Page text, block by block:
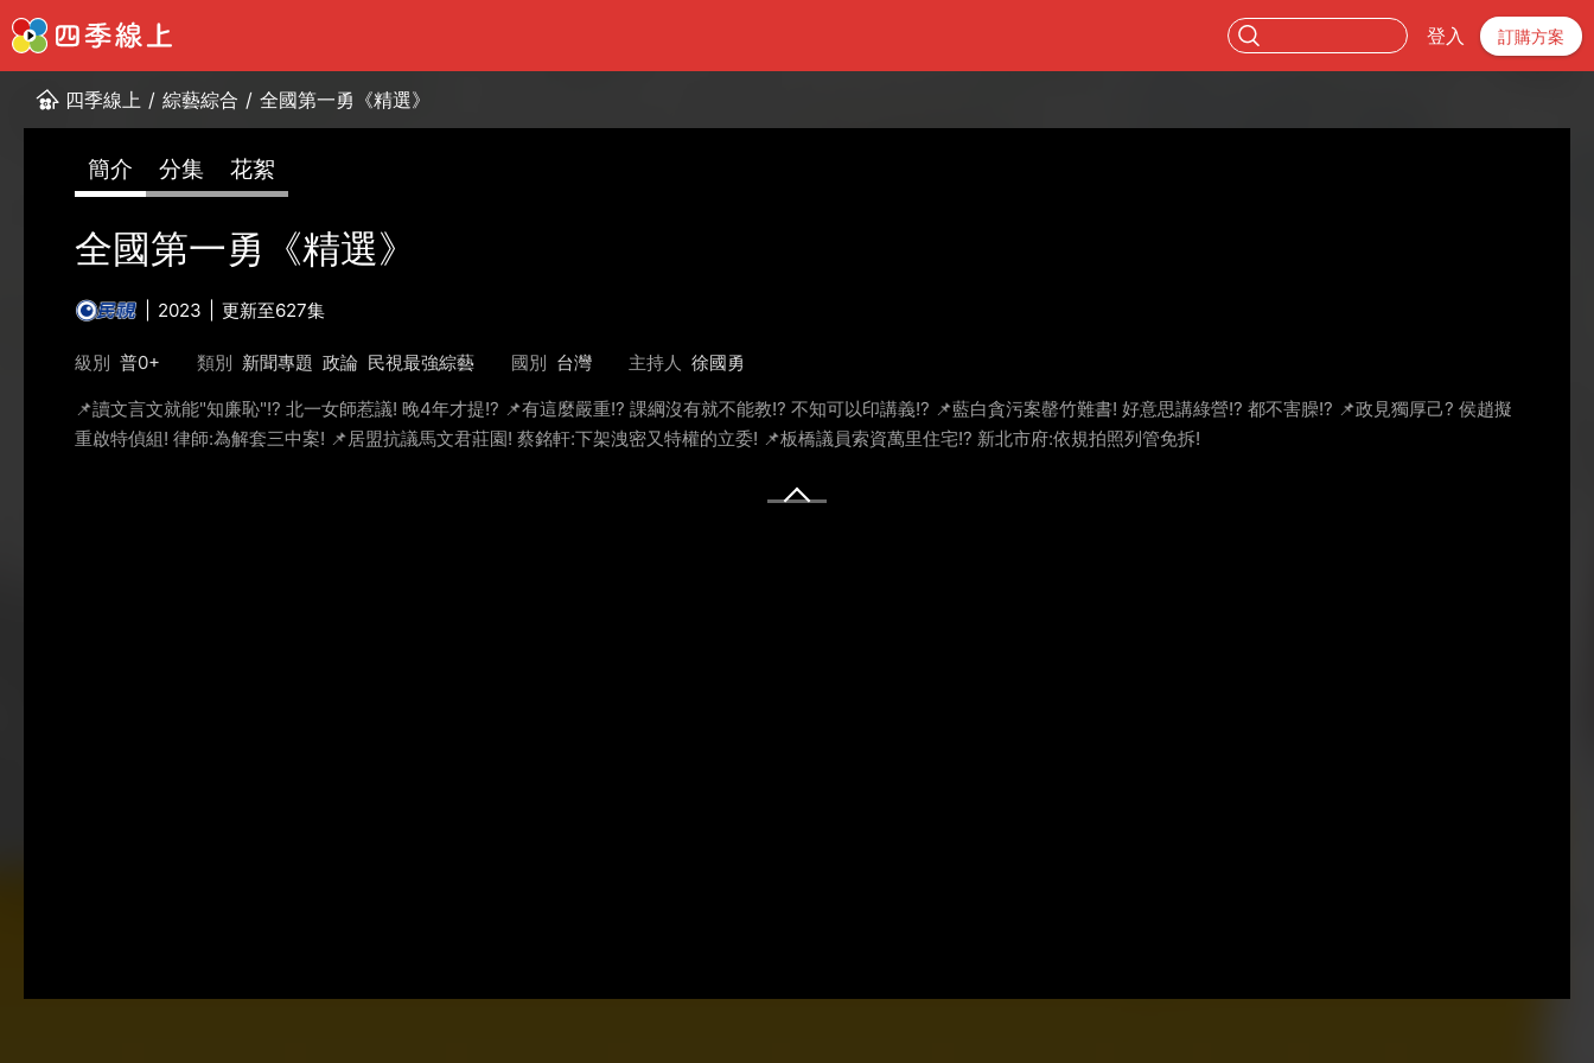
登入 訂購方案
四季線上 / 綜藝綜合 / 全國第一勇《精選》
簡介 分集 花絮
全國第一勇《精選》
2023 更新至627集
級別 普0+ 類別 新聞專題 政論 民視最強綜藝 國別 台灣 主持人 徐國勇
📌讀文言文就能"知廉恥"!? 北一女師惹議! 晚4年才提!? 📌有這麼嚴重!? 課綱沒有就不能教!? 不知可以印講義!? 📌藍白貪污案罄竹難書! 好意思講綠營!? 都不害臊!? 📌政見獨厚己? 侯趙擬
重啟特偵組! 律師:為解套三中案! 📌居盟抗議馬文君莊園! 蔡銘軒:下架洩密又特權的立委! 📌板橋議員索資萬里住宅!? 新北市府:依規拍照列管免拆!